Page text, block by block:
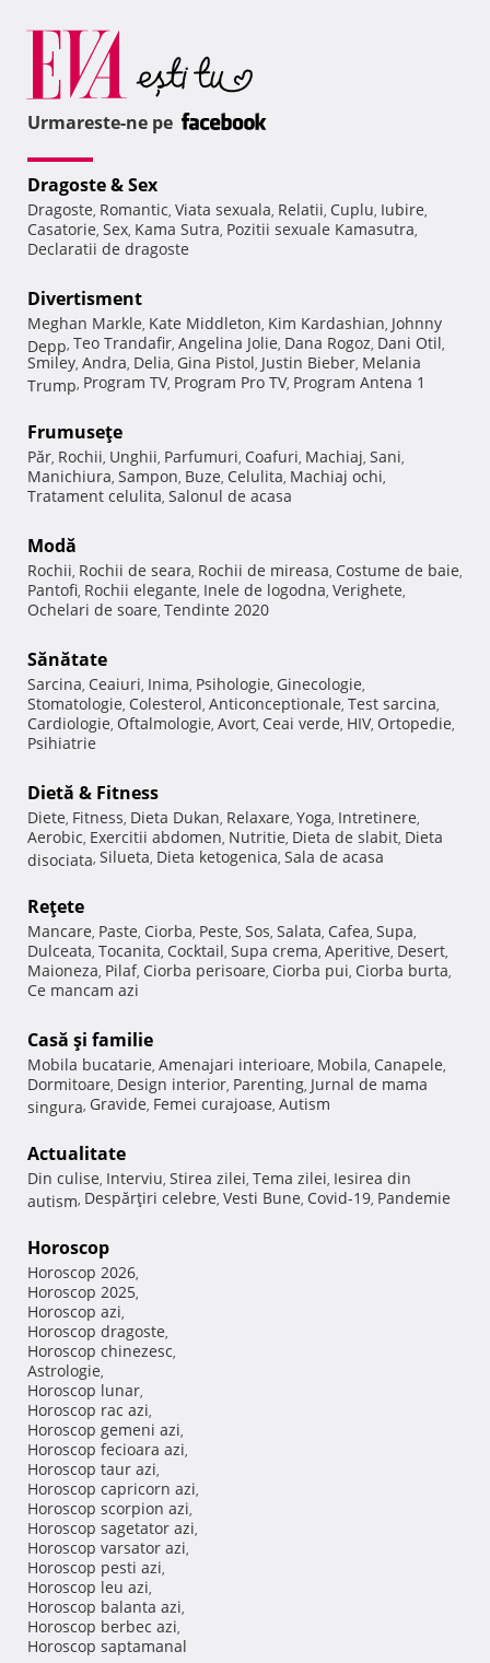
Urmareste-ne pe
Dragoste & Sex
Dragoste, Romantic, Viata sexuala, Relatii, Cuplu, Iubire,
Casatorie, Sex, Kama Sutra, Pozitii sexuale Kamasutra,
Declaratii de dragoste
Divertisment
Meghan Markle, Kate Middleton, Kim Kardashian, Johnny
Depp, Teo Trandafir, Angelina Jolie, Dana Rogoz, Dani Otil,
Smiley, Andra, Delia, Gina Pistol, Justin Bieber, Melania
Trump, Program TV, Program Pro TV, Program Antena 1
Frumuseţe
Păr, Rochii, Unghii, Parfumuri, Coafuri, Machiaj, Sani,
Manichiura, Sampon, Buze, Celulita, Machiaj ochi,
Tratament celulita, Salonul de acasa
Modă
Rochii, Rochii de seara, Rochii de mireasa, Costume de baie,
Pantofi, Rochii elegante, Inele de logodna, Verighete,
Ochelari de soare, Tendinte 2020
Sănătate
Sarcina, Ceaiuri, Inima, Psihologie, Ginecologie,
Stomatologie, Colesterol, Anticonceptionale, Test sarcina,
Cardiologie, Oftalmologie, Avort, Ceai verde, HIV, Ortopedie,
Psihiatrie
Dietă & Fitness
Diete, Fitness, Dieta Dukan, Relaxare, Yoga, Intretinere,
Aerobic, Exercitii abdomen, Nutritie, Dieta de slabit, Dieta
disociata, Silueta, Dieta ketogenica, Sala de acasa
Reţete
Mancare, Paste, Ciorba, Peste, Sos, Salata, Cafea, Supa,
Dulceata, Tocanita, Cocktail, Supa crema, Aperitive, Desert,
Maioneza, Pilaf, Ciorba perisoare, Ciorba pui, Ciorba burta,
Ce mancam azi
Casă şi familie
Mobila bucatarie, Amenajari interioare, Mobila, Canapele,
Dormitoare, Design interior, Parenting, Jurnal de mama
singura, Gravide, Femei curajoase, Autism
Actualitate
Din culise, Interviu, Stirea zilei, Tema zilei, Iesirea din
autism, Despărţiri celebre, Vesti Bune, Covid-19, Pandemie
Horoscop
Horoscop 2026,
Horoscop 2025,
Horoscop azi,
Horoscop dragoste,
Horoscop chinezesc,
Astrologie,
Horoscop lunar,
Horoscop rac azi,
Horoscop gemeni azi,
Horoscop fecioara azi,
Horoscop taur azi,
Horoscop capricorn azi,
Horoscop scorpion azi,
Horoscop sagetator azi,
Horoscop varsator azi,
Horoscop pesti azi,
Horoscop leu azi,
Horoscop balanta azi,
Horoscop berbec azi,
Horoscop saptamanal